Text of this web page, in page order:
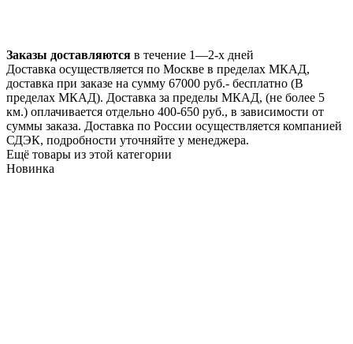
Заказы доставляются в течение 1—2-х дней
Доставка осуществляется по Москве в пределах МКАД,
доставка при заказе на сумму 67000 руб.- бесплатно (В
пределах МКАД). Доставка за пределы МКАД, (не более 5
км.) оплачивается отдельно 400-650 руб., в зависимости от
суммы заказа. Доставка по России осуществляется компанией
СДЭК, подробности уточняйте у менеджера.
Ещё товары из этой категории
Новинка